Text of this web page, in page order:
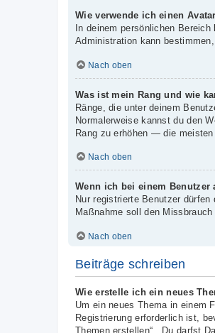
Wie verwende ich einen
In deinem persönlichen
Administration kann
Nach oben
Was ist mein Rang und wie
Ränge, die unter deinem
Normalerweise kannst du den
Rang zu erhöhen — die meisten
Nach oben
Wenn ich bei einem
Nur registrierte Benutzer
Maßnahme soll den
Nach oben
Beiträge schreiben
Wie erstelle ich ein neues
Um ein neues Thema in einem
Registrierung erforderlich ist,
Themen erstellen“, „Du darfst